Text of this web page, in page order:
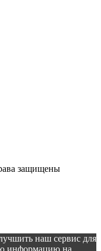
защищены
наш сервис для
информацию на